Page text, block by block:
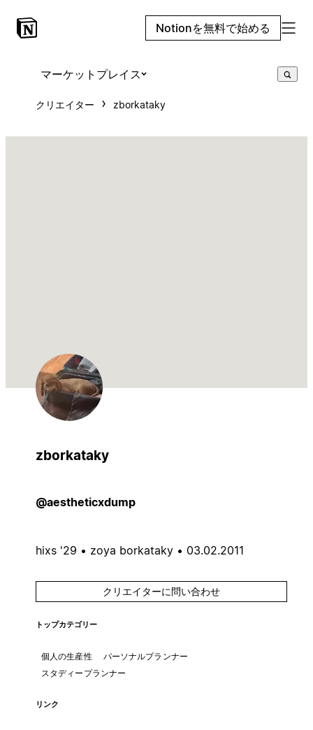
Notionを無料で始める
マーケットプレイス
クリエイター zborkataky
zborkataky
@aestheticxdump
hixs '29 • zoya borkataky • 03.02.2011
クリエイターに問い合わせ
トップカテゴリー
個人の生産性
パーソナルプランナー
スタディープランナー
リンク